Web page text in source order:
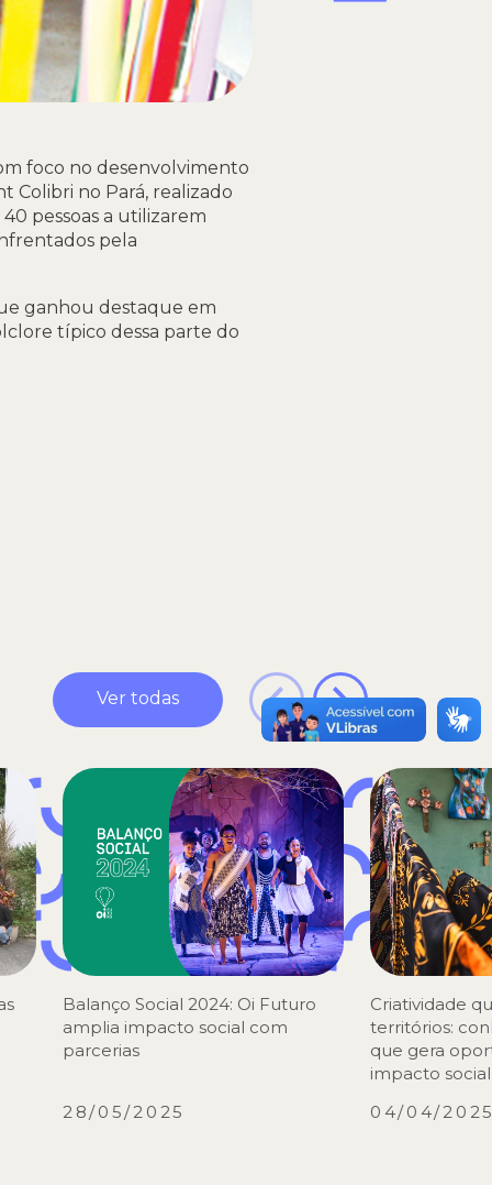
foco no desenvolvimento
Colibri no Pará, realizado
pessoas a utilizarem
pela
ganhou destaque em
típico dessa parte do
Ver todas
Balanço Social 2024: Oi Futuro
amplia impacto social com
parcerias
28/05/2025
Criatividade
territórios:
que gera
impacto social
04/04/